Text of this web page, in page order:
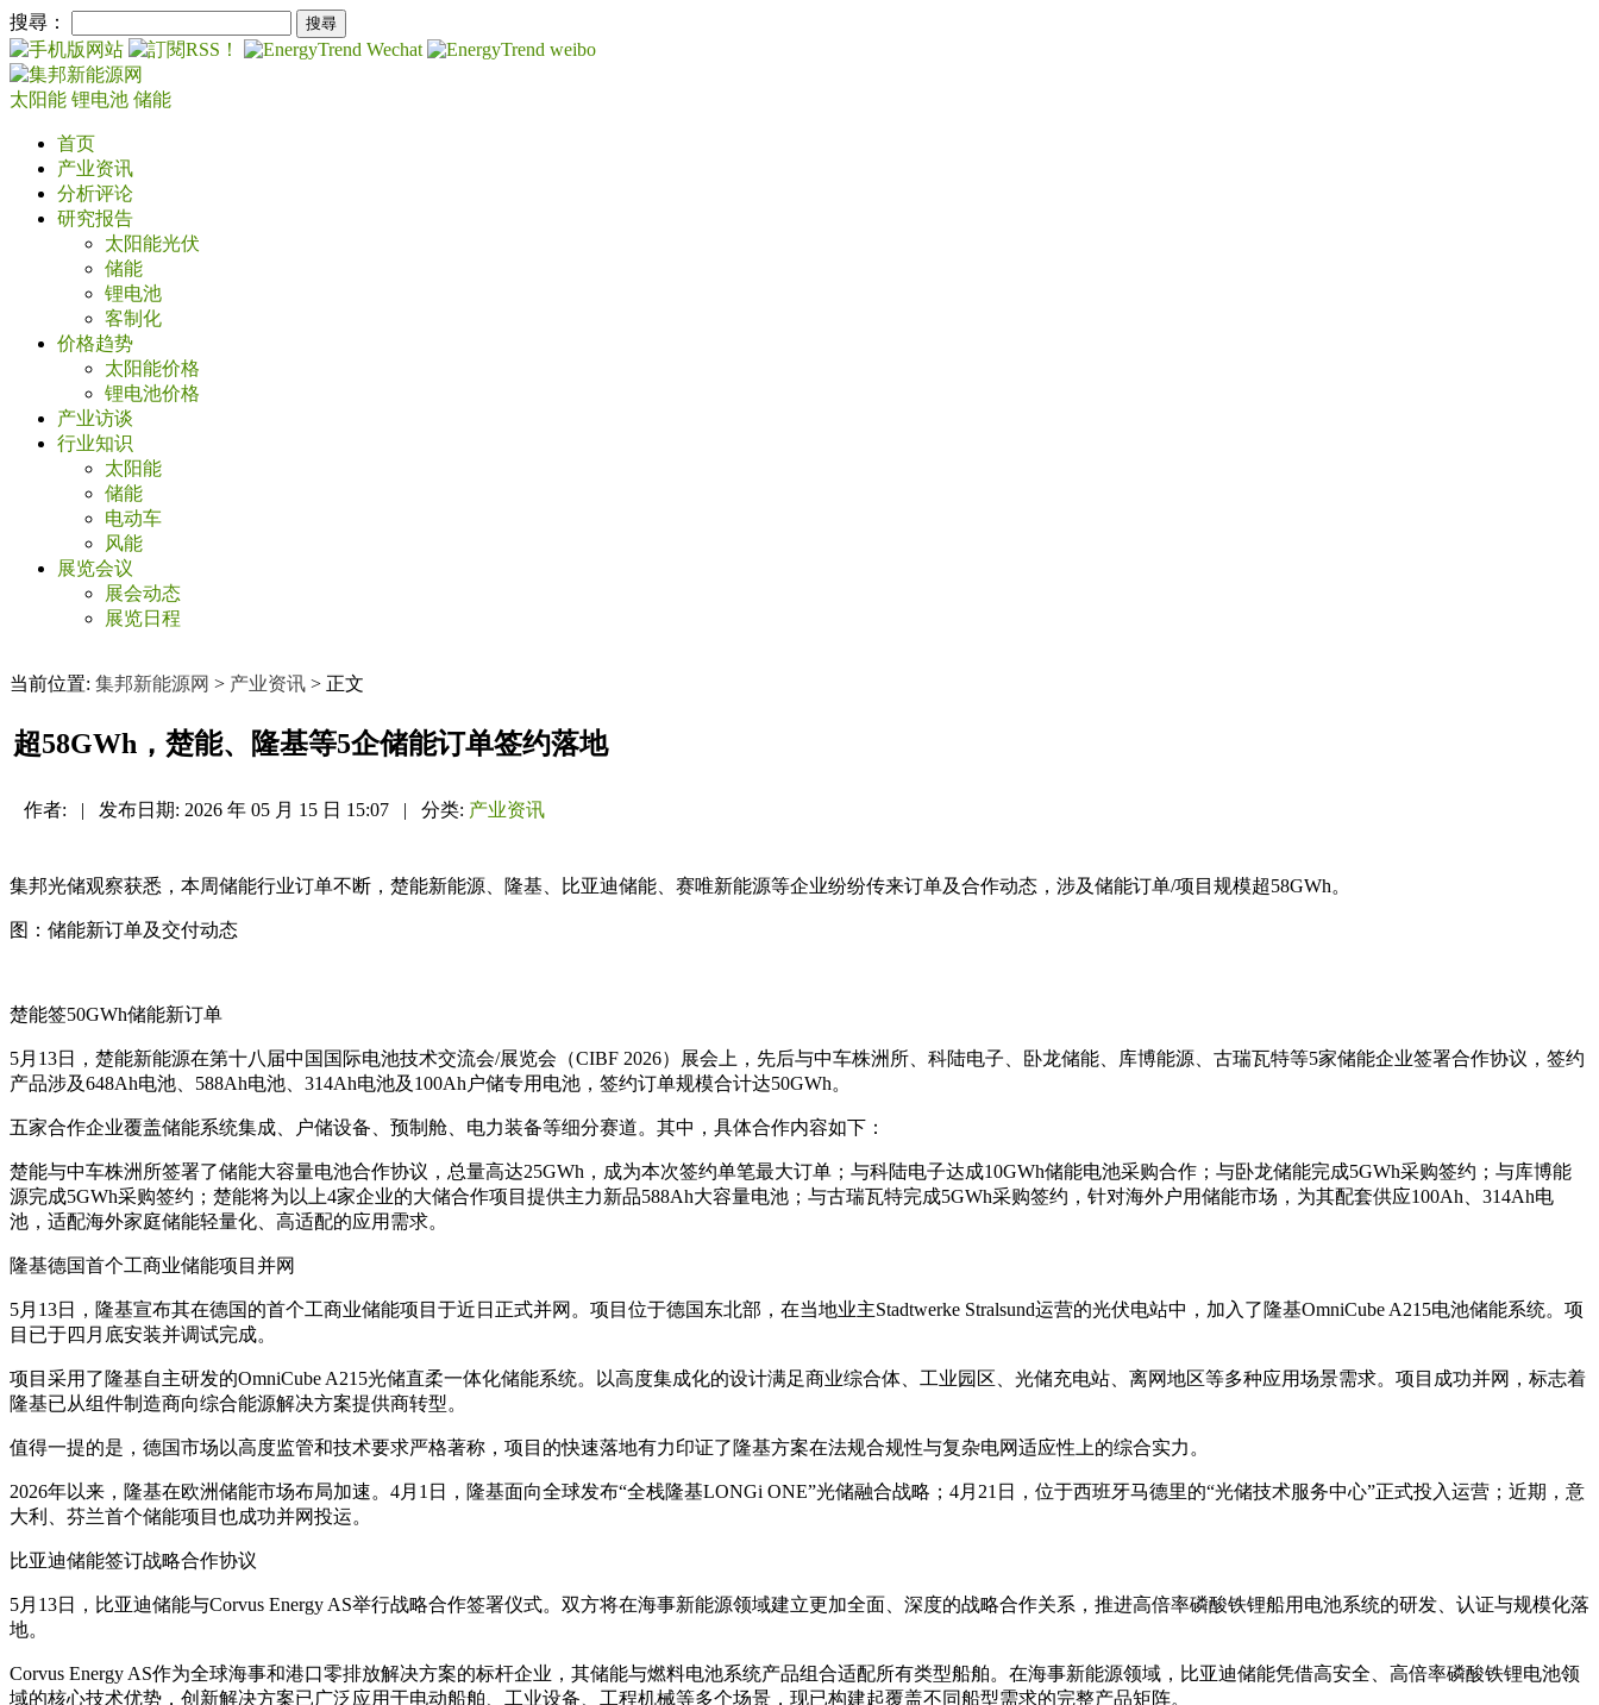
搜尋：
太阳能 锂电池 储能
首页
产业资讯
分析评论
研究报告
太阳能光伏
储能
锂电池
客制化
价格趋势
太阳能价格
锂电池价格
产业访谈
行业知识
太阳能
储能
电动车
风能
展览会议
展会动态
展览日程
当前位置: 集邦新能源网 > 产业资讯 > 正文
超58GWh，楚能、隆基等5企储能订单签约落地
作者: | 发布日期: 2026 年 05 月 15 日 15:07 | 分类: 产业资讯
集邦光储观察获悉，本周储能行业订单不断，楚能新能源、隆基、比亚迪储能、赛唯新能源等企业纷纷传来订单及合作动态，涉及储能订单/项目规模超58GWh。
图：储能新订单及交付动态
楚能签50GWh储能新订单
5月13日，楚能新能源在第十八届中国国际电池技术交流会/展览会（CIBF 2026）展会上，先后与中车株洲所、科陆电子、卧龙储能、库博能源、古瑞瓦特等5家储能企业签署合作协议，签约
产品涉及648Ah电池、588Ah电池、314Ah电池及100Ah户储专用电池，签约订单规模合计达50GWh。
五家合作企业覆盖储能系统集成、户储设备、预制舱、电力装备等细分赛道。其中，具体合作内容如下：
楚能与中车株洲所签署了储能大容量电池合作协议，总量高达25GWh，成为本次签约单笔最大订单；与科陆电子达成10GWh储能电池采购合作；与卧龙储能完成5GWh采购签约；与库博能
源完成5GWh采购签约；楚能将为以上4家企业的大储合作项目提供主力新品588Ah大容量电池；与古瑞瓦特完成5GWh采购签约，针对海外户用储能市场，为其配套供应100Ah、314Ah电
池，适配海外家庭储能轻量化、高适配的应用需求。
隆基德国首个工商业储能项目并网
5月13日，隆基宣布其在德国的首个工商业储能项目于近日正式并网。项目位于德国东北部，在当地业主Stadtwerke Stralsund运营的光伏电站中，加入了隆基OmniCube A215电池储能系统。项
目已于四月底安装并调试完成。
项目采用了隆基自主研发的OmniCube A215光储直柔一体化储能系统。以高度集成化的设计满足商业综合体、工业园区、光储充电站、离网地区等多种应用场景需求。项目成功并网，标志着
隆基已从组件制造商向综合能源解决方案提供商转型。
值得一提的是，德国市场以高度监管和技术要求严格著称，项目的快速落地有力印证了隆基方案在法规合规性与复杂电网适应性上的综合实力。
2026年以来，隆基在欧洲储能市场布局加速。4月1日，隆基面向全球发布“全栈隆基LONGi ONE”光储融合战略；4月21日，位于西班牙马德里的“光储技术服务中心”正式投入运营；近期，意
大利、芬兰首个储能项目也成功并网投运。
比亚迪储能签订战略合作协议
5月13日，比亚迪储能与Corvus Energy AS举行战略合作签署仪式。双方将在海事新能源领域建立更加全面、深度的战略合作关系，推进高倍率磷酸铁锂船用电池系统的研发、认证与规模化落
地。
Corvus Energy AS作为全球海事和港口零排放解决方案的标杆企业，其储能与燃料电池系统产品组合适配所有类型船舶。在海事新能源领域，比亚迪储能凭借高安全、高倍率磷酸铁锂电池领
域的核心技术优势，创新解决方案已广泛应用于电动船舶、工业设备、工程机械等多个场景，现已构建起覆盖不同船型需求的完整产品矩阵。